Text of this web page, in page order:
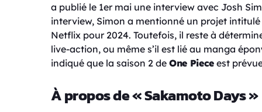
a publié le 1er mai une interview avec Josh
interview, Simon a mentionné un projet intitulé
Netflix pour 2024. Toutefois, il reste à
live-action, ou même s’il est lié au manga
indiqué que la saison 2 de One Piece est
À propos de « Sakamoto Days »